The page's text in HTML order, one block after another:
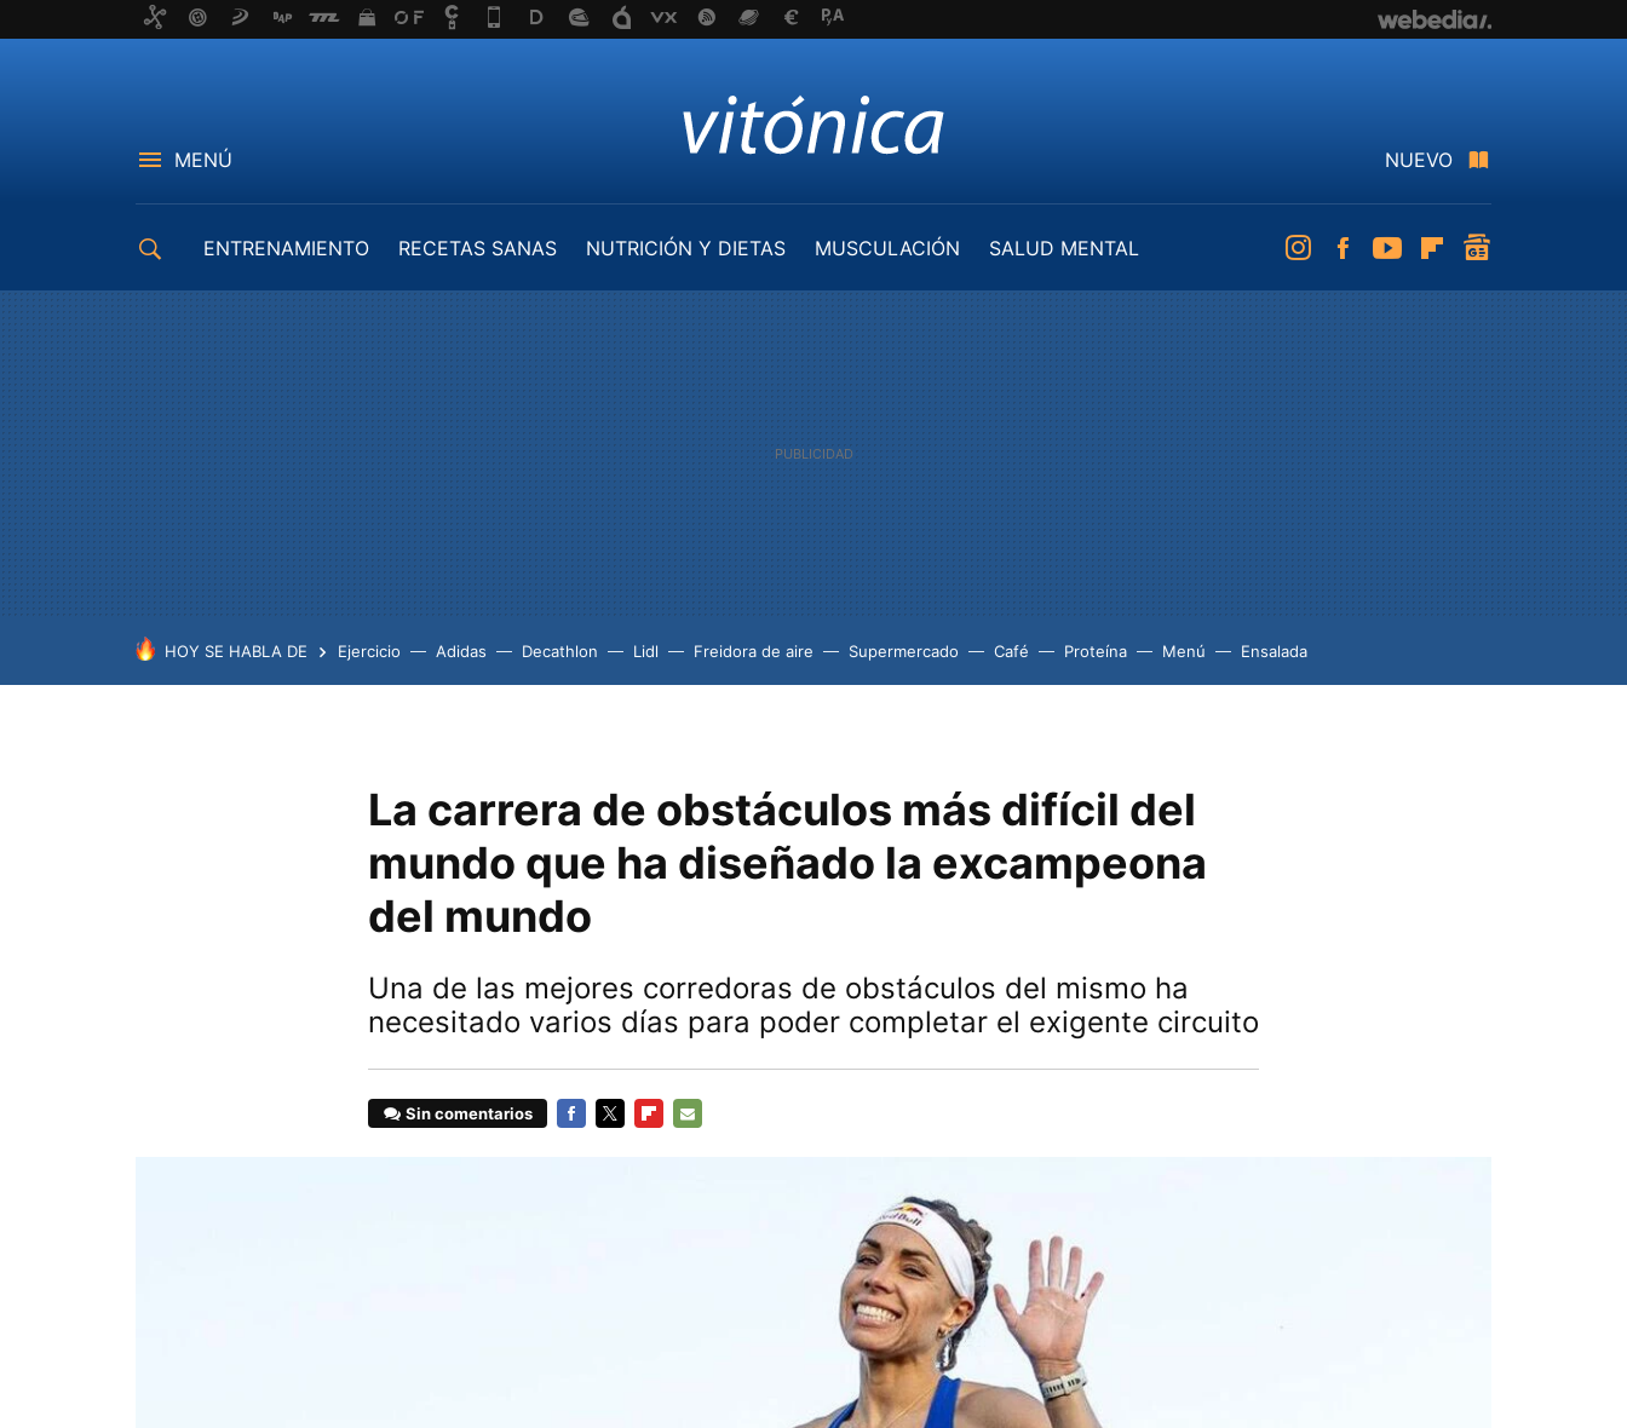
MENÚ NUEVO
ENTRENAMIENTO RECETAS SANAS NUTRICIÓN Y DIETAS MUSCULACIÓN
SALUD MENTAL
InstagramFacebookYoutubeFlipboard
HOY SE HABLA DE Ejercicio Adidas Decathlon Lidl Freidora de aire Supermercado Café Proteína Menú Ensalada
La carrera de obstáculos más difícil del
mundo que ha diseñado la excampeona
del mundo
Una de las mejores corredoras de obstáculos del mismo ha
necesitado varios días para poder completar el exigente circuito
Sin comentarios